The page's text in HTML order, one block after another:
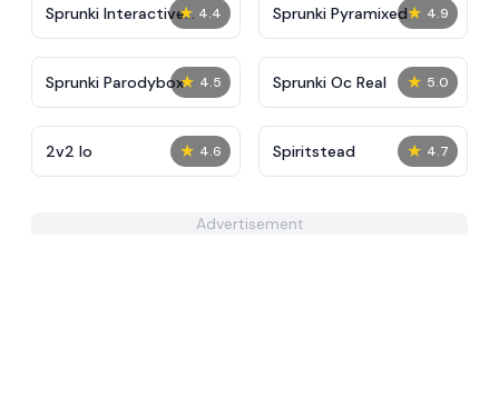
★ 4.4
Sprunki Interactive
Tunner
★ 4.9
Sprunki Pyramixed
★ 4.5
Sprunki Parodybox ★ 5.0
Sprunki Oc Real
★ 4.6
2v2 Io ★ 4.7
Spiritstead
Advertisement